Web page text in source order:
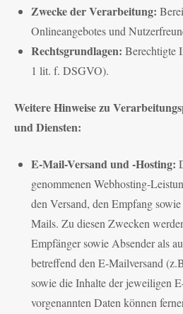
Zwecke der Verarbeitung:
Onlineangebotes und
Rechtsgrundlagen: Berechtigte
1 lit. f. DSGVO).
Weitere Hinweise zu
und Diensten:
E-Mail-Versand und -Hosting:
genommenen Webhosting-
den Versand, den Empfang
Mails. Zu diesen Zwecken
Empfänger sowie Absender als
betreffend den E-Mailversand
sowie die Inhalte der jeweiligen
vorgenannten Daten können